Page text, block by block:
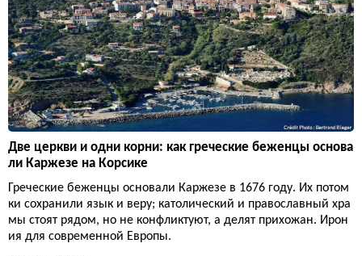
Две церкви и одни корни: как греческие беженцы основа
ли Каржезе на Корсике
Греческие беженцы основали Каржезе в 1676 году. Их потом
ки сохранили язык и веру; католический и православный хра
мы стоят рядом, но не конфликтуют, а делят прихожан. Ирон
ия для современной Европы.